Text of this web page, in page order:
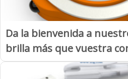
Da la bienvenida a
brilla más que vuestra